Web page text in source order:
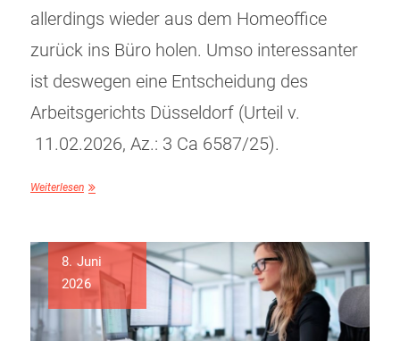
allerdings wieder aus dem Homeoffice
zurück ins Büro holen. Umso interessanter
ist deswegen eine Entscheidung des
Arbeitsgerichts Düsseldorf (Urteil v.
11.02.2026, Az.: 3 Ca 6587/25).
Weiterlesen
8. Juni
2026